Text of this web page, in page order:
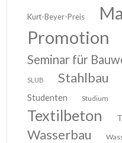
Kurt-Beyer-Preis
Promotion
Seminar für
SLUB Stahlbau
Studenten Studium
Textilbeton
Wasserbau